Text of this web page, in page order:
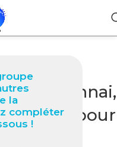
la
compléter
!
(Chennai,
2026 pour